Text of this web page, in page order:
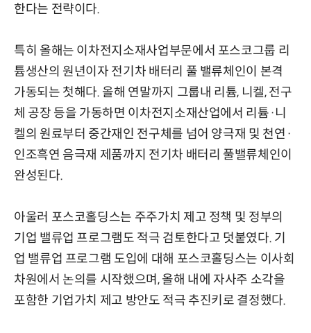
한다는 전략이다.
특히 올해는 이차전지소재사업부문에서 포스코그룹 리
튬생산의 원년이자 전기차 배터리 풀 밸류체인이 본격
가동되는 첫해다. 올해 연말까지 그룹내 리튬, 니켈, 전구
체 공장 등을 가동하면 이차전지소재산업에서 리튬·니
켈의 원료부터 중간재인 전구체를 넘어 양극재 및 천연·
인조흑연 음극재 제품까지 전기차 배터리 풀밸류체인이
완성된다.
아울러 포스코홀딩스는 주주가치 제고 정책 및 정부의
기업 밸류업 프로그램도 적극 검토한다고 덧붙였다. 기
업 밸류업 프로그램 도입에 대해 포스코홀딩스는 이사회
차원에서 논의를 시작했으며, 올해 내에 자사주 소각을
포함한 기업가치 제고 방안도 적극 추진키로 결정했다.